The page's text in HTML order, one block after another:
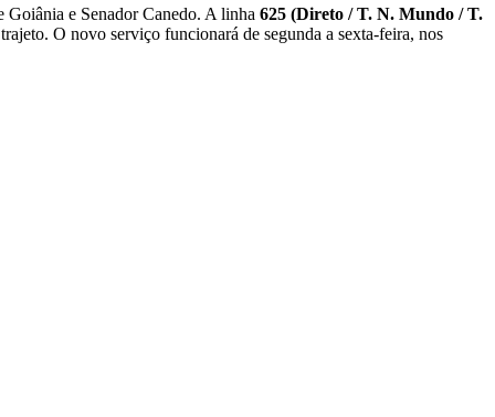
e Senador Canedo. A linha 625 (Direto / T. N. Mundo / T.
O novo serviço funcionará de segunda a sexta-feira, nos